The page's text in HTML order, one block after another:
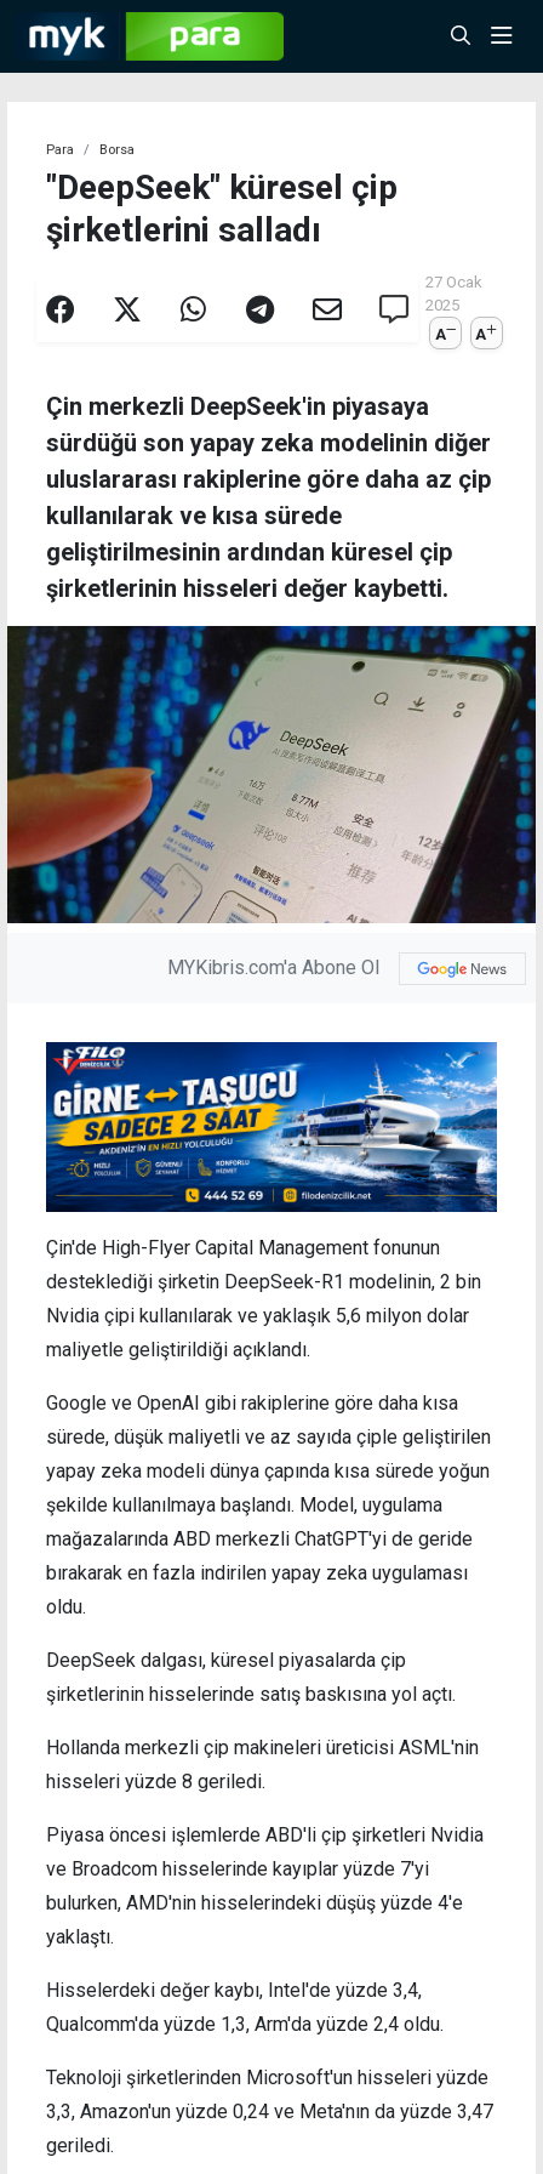
Para Borsa
"DeepSeek" küresel çip
şirketlerini salladı
27 Ocak
2025
A
A
Çin merkezli DeepSeek'in piyasaya
sürdüğü son yapay zeka modelinin diğer
uluslararası rakiplerine göre daha az çip
kullanılarak ve kısa sürede
geliştirilmesinin ardından küresel çip
şirketlerinin hisseleri değer kaybetti.
MYKibris.com'a Abone Ol
Çin'de High-Flyer Capital Management fonunun
desteklediği şirketin DeepSeek-R1 modelinin, 2 bin
Nvidia çipi kullanılarak ve yaklaşık 5,6 milyon dolar
maliyetle geliştirildiği açıklandı.
Google ve OpenAI gibi rakiplerine göre daha kısa
sürede, düşük maliyetli ve az sayıda çiple geliştirilen
yapay zeka modeli dünya çapında kısa sürede yoğun
şekilde kullanılmaya başlandı. Model, uygulama
mağazalarında ABD merkezli ChatGPT'yi de geride
bırakarak en fazla indirilen yapay zeka uygulaması
oldu.
DeepSeek dalgası, küresel piyasalarda çip
şirketlerinin hisselerinde satış baskısına yol açtı.
Hollanda merkezli çip makineleri üreticisi ASML'nin
hisseleri yüzde 8 geriledi.
Piyasa öncesi işlemlerde ABD'li çip şirketleri Nvidia
ve Broadcom hisselerinde kayıplar yüzde 7'yi
bulurken, AMD'nin hisselerindeki düşüş yüzde 4'e
yaklaştı.
Hisselerdeki değer kaybı, Intel'de yüzde 3,4,
Qualcomm'da yüzde 1,3, Arm'da yüzde 2,4 oldu.
Teknoloji şirketlerinden Microsoft'un hisseleri yüzde
3,3, Amazon'un yüzde 0,24 ve Meta'nın da yüzde 3,47
geriledi.